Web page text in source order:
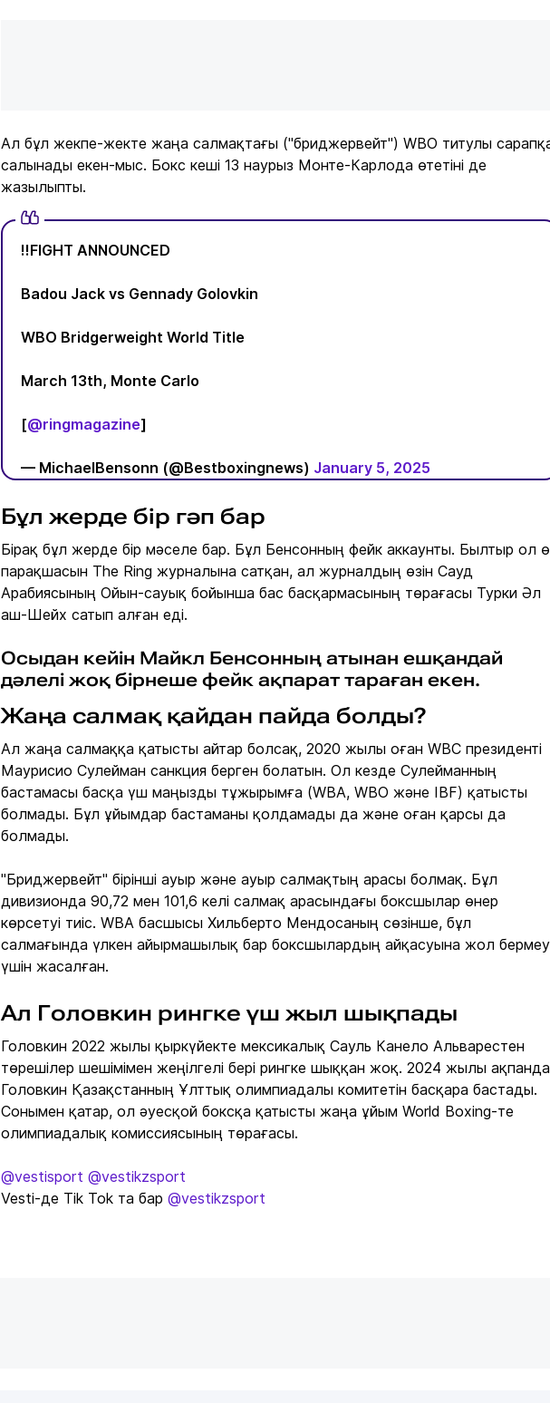
Ал бұл жекпе-жекте жаңа салмақтағы ("бриджервейт") WBO титулы
салынады екен-мыс. Бокс кеші 13 наурыз Монте-Карлода өтетіні де
жазылыпты.
‼️FIGHT ANNOUNCED
Badou Jack vs Gennady Golovkin
WBO Bridgerweight World Title
March 13th, Monte Carlo
[@ringmagazine]
— MichaelBensonn (@Bestboxingnews) January 5, 2025
Бұл жерде бір гәп бар
Бірақ бұл жерде бір мәселе бар. Бұл Бенсонның фейк аккаунты. Былтыр ол
парақшасын The Ring журналына сатқан, ал журналдың өзін Сауд
Арабиясының Ойын-сауық бойынша бас басқармасының төрағасы Турки Әл
аш-Шейх сатып алған еді.
Осыдан кейін Майкл Бенсонның атынан ешқандай
дәлелі жоқ бірнеше фейк ақпарат тараған екен.
Жаңа салмақ қайдан пайда болды?
Ал жаңа салмаққа қатысты айтар болсақ, 2020 жылы оған WBC президенті
Маурисио Сулейман санкция берген болатын. Ол кезде Сулейманның
бастамасы басқа үш маңызды тұжырымға (WBA, WBO және IBF) қатысты
болмады. Бұл ұйымдар бастаманы қолдамады да және оған қарсы да
болмады.
"Бриджервейт" бірінші ауыр және ауыр салмақтың арасы болмақ. Бұл
дивизионда 90,72 мен 101,6 келі салмақ арасындағы боксшылар өнер
көрсетуі тиіс. WBA басшысы Хильберто Мендосаның сөзінше, бұл
салмағында үлкен айырмашылық бар боксшылардың айқасуына жол бермеу
үшін жасалған.
Ал Головкин рингке үш жыл шықпады
Головкин 2022 жылы қыркүйекте мексикалық Сауль Канело Альварестен
төрешілер шешімімен жеңілгелі бері рингке шыққан жоқ. 2024 жылы ақпанда
Головкин Қазақстанның Ұлттық олимпиадалы комитетін басқара бастады.
Сонымен қатар, ол әуесқой боксқа қатысты жаңа ұйым World Boxing-те
олимпиадалық комиссиясының төрағасы.
@vestisport @vestikzsport
Vesti-де Tik Tok та бар @vestikzsport